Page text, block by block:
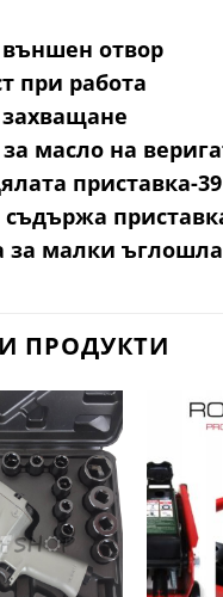
външен отвор
при работа
масло на
приставка-
за малки
ПРОДУКТИ
Добави
в
желани